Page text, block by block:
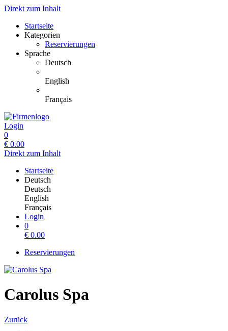
Direkt zum Inhalt
Startseite
Kategorien
Reservierungen
Sprache
Deutsch
English
Français
Login
0
€ 0.00
Direkt zum Inhalt
Startseite
Deutsch
Deutsch
English
Français
Login
0
€ 0.00
Reservierungen
Carolus Spa
Zurück